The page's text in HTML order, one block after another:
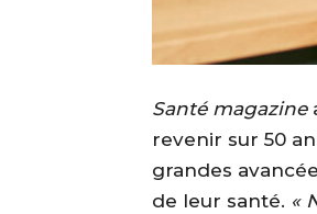
Santé magazine
revenir sur 50
grandes
de leur santé. «